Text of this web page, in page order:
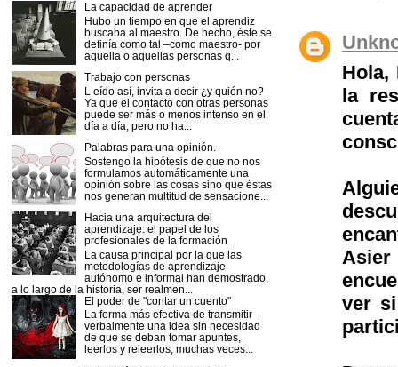
Hola,
la
Asier
ver
La capacidad de aprender
Hubo un tiempo en que el aprendiz
buscaba al maestro. De hecho, éste se
definía como tal –como maestro- por
aquella o aquellas personas q...
Trabajo con personas
L eído así, invita a decir ¿y quién no?
Ya que el contacto con otras personas
puede ser más o menos intenso en el
día a día, pero no ha...
Palabras para una opinión.
Sostengo la hipótesis de que no nos
formulamos automáticamente una
opinión sobre las cosas sino que éstas
nos generan multitud de sensacione...
Hacia una arquitectura del
aprendizaje: el papel de los
profesionales de la formación
La causa principal por la que las
metodologías de aprendizaje
autónomo e informal han demostrado,
a lo largo de la historia, ser realmen...
El poder de "contar un cuento"
La forma más efectiva de transmitir
verbalmente una idea sin necesidad
de que se deban tomar apuntes,
leerlos y releerlos, muchas veces...